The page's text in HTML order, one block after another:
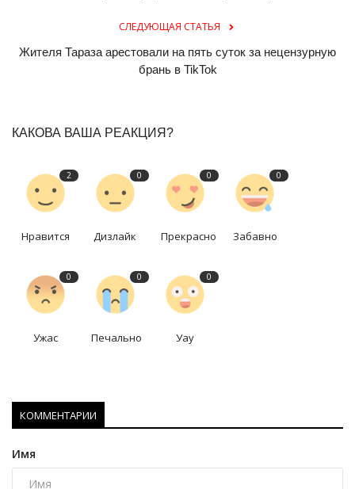
СЛЕДУЮЩАЯ СТАТЬЯ
Жителя Тараза арестовали на пять суток за нецензурную
брань в TikTok
КАКОВА ВАША РЕАКЦИЯ?
2
Нравится
0
Дизлайк
0
Прекрасно
0
Забавно
0
Ужас
0
Печально
0
Уау
КОММЕНТАРИИ
Имя